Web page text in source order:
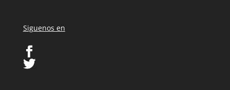
Siguenos en